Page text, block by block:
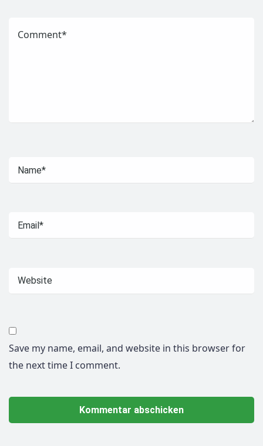
Save my name, email, and website in this browser for
the next time I comment.